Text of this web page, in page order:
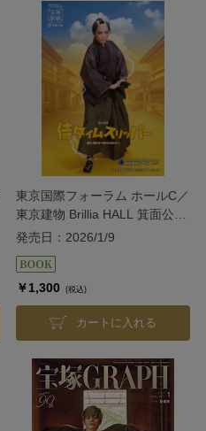
東京国際フォーラム ホールC／
東京建物 Brillia HALL 箕面公演
プログラム『侍タイムスリッパ
発売日：2026/1/9
￥1,300 (税込)
カートに入れる